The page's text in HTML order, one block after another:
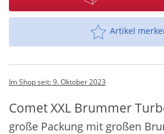
Artikel
Im Shop seit: 9. Oktober 2023
Comet XXL Brummer
große Packung mit großen